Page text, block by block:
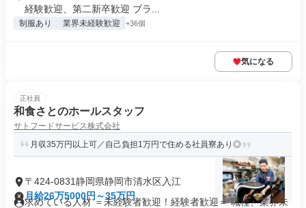
経験歓迎、第二新卒歓迎 ブラ...
制服あり 業界未経験歓迎 +36個
気になる
正社員
和食さとのホールスタッフ
サトフードサービス株式会社
月収35万円以上可／自己負担1万円で住める社員寮あり◎
〒424-0831静岡県静岡市清水区入江
月給26万5000円～35万円
求めている人材 ＝未経験者歓迎！経験者歓迎＝ 職種、業界未